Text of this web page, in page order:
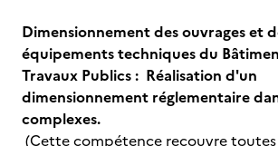
Dimensionnement des ouvrages et
équipements techniques du
Travaux Publics : Réalisation d'un
dimensionnement réglementaire
complexes.
(Cette compétence recouvre